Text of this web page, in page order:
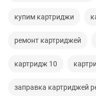
купим картриджи
ремонт картриджей
картридж 10
заправка картриджей